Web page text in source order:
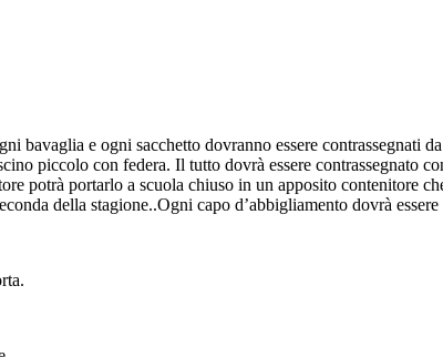
e ogni sacchetto dovranno essere contrassegnati
piccolo con federa. Il tutto dovrà essere contrassegnato
potrà portarlo a scuola chiuso in un apposito contenitore
della stagione..Ogni capo d’abbigliamento dovrà